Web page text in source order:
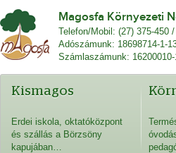
Magosfa Környezeti
Telefon/Mobil: (27) 375-450
Adószámunk: 18698714-1-
Számlaszámunk:
Kismagos
Erdei iskola, oktatóközpont
és szállás a Börzsöny
kapujában…